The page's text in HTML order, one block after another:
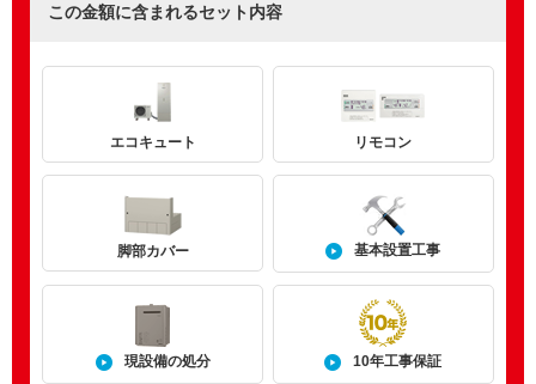
この金額に含まれるセット内容
エコキュート リモコン
脚部カバー 基本設置工事
現設備の処分 10年工事保証